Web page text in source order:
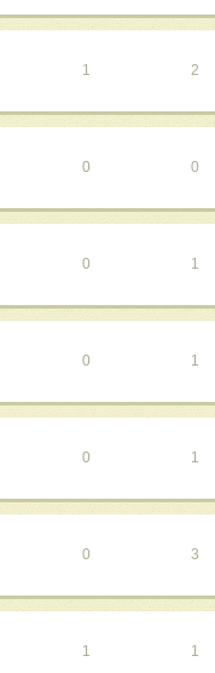
1 2
0 0
0 1
0 1
0 1
0 3
1 1